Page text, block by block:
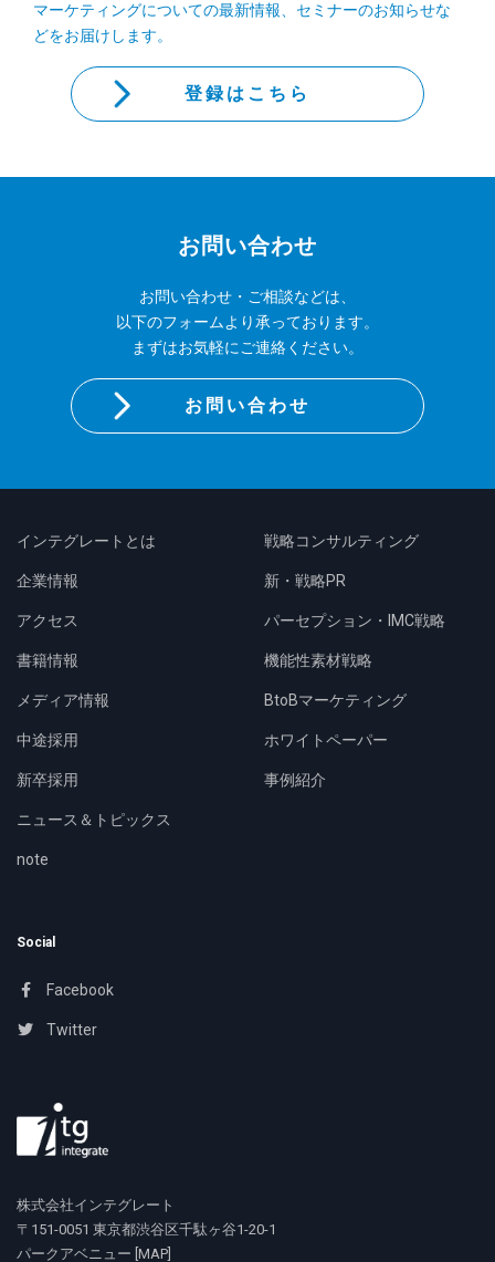
マーケティングについての最新情報、セミナーのお知らせな
どをお届けします。
登録はこちら
お問い合わせ
お問い合わせ・ご相談などは、
以下のフォームより承っております。
まずはお気軽にご連絡ください。
お問い合わせ
インテグレートとは
企業情報
アクセス
書籍情報
メディア情報
中途採用
新卒採用
ニュース＆トピックス
note
戦略コンサルティング
新・戦略PR
パーセプション・IMC戦略
機能性素材戦略
BtoBマーケティング
ホワイトペーパー
事例紹介
Social
Facebook
Twitter
株式会社インテグレート
〒151-0051 東京都渋谷区千駄ヶ谷1-20-1
パークアベニュー [ MAP